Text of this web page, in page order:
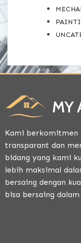
MY
Kami berkomitmen
transparant dan
bidang yang kami
lebih maksimal
bersaing dengan
bisa bersaing